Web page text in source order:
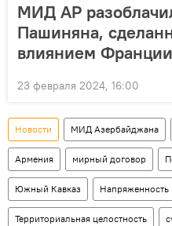
МИД АР
Пашиняна,
влиянием Франции
23 февраля 2024, 16:00
Новости МИД Азербайджана
Армения мирный договор
Южный Кавказ Напряженность
Территориальная целостность